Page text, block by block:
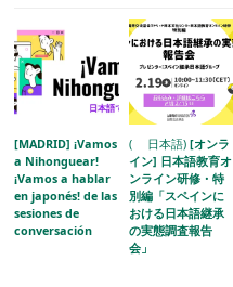
[MADRID] ¡Vamos
a Nihonguear!
¡Vamos a hablar
en japonés! de las
sesiones de
conversación
( 日本語) [オンラ
イン] 日本語教育オ
ンライン研修・特
別編「スペインに
おける日本語継承
の実態調査報告
会」